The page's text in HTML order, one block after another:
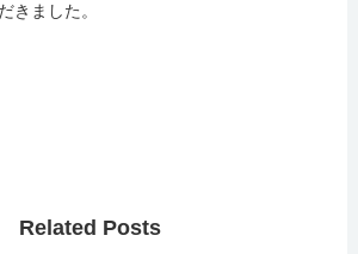
きました。
Related Posts